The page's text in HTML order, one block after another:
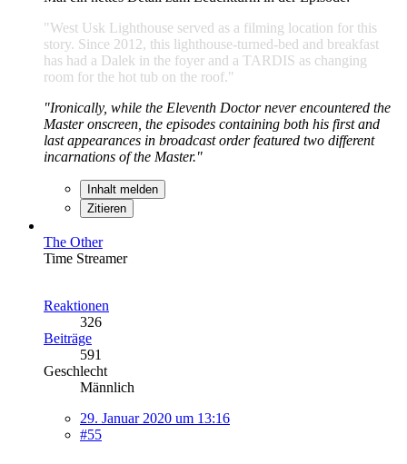
"West Usk Lighthouse served as a filming location for this
story. Since 2012, this lighthouse-turned-bed and breakfast
has had a Dalek in the foyer and a TARDIS as changing
room for the hot tub on the roof."
"Ironically, while the Eleventh Doctor never encountered the
Master onscreen, the episodes containing both his first and
last appearances in broadcast order featured two different
incarnations of the Master."
Inhalt melden
Zitieren
The Other
Time Streamer
Reaktionen
326
Beiträge
591
Geschlecht
Männlich
29. Januar 2020 um 13:16
#55